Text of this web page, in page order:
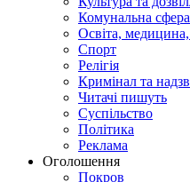
Комунальна сфера
Освіта,
Спорт
Релігія
Кримінал та
Читачі пишуть
Суспільство
Політика
Реклама
Оголошення
Покров